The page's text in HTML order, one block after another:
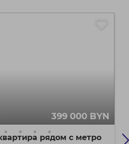
399 000 BYN
рядом с метро